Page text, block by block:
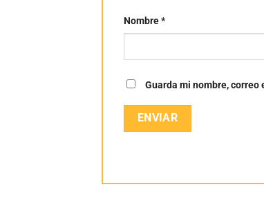
Nombre*
Guarda mi nombre,